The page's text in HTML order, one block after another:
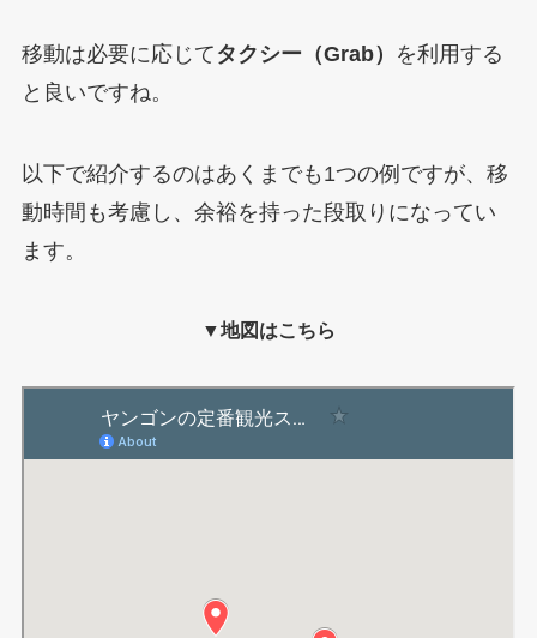
移動は必要に応じて タクシー（Grab）
を利用する
と良いですね。
以下で紹介するのはあくまでも1つの例ですが、移
動時間も考慮し、余裕を持った段取りになってい
ます。
▼地図はこちら